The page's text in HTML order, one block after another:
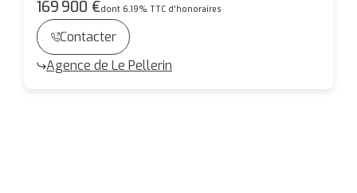
169 900 €dont 6.19% TTC d'honoraires
Contacter
Agence de Le Pellerin